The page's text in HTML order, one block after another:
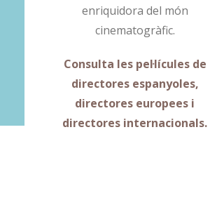
enriquidora del món
cinematogràfic.
Consulta les pel·lícules de
directores espanyoles,
directores europees i
directores internacionals.